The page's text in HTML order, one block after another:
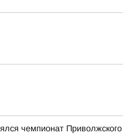
чемпионат